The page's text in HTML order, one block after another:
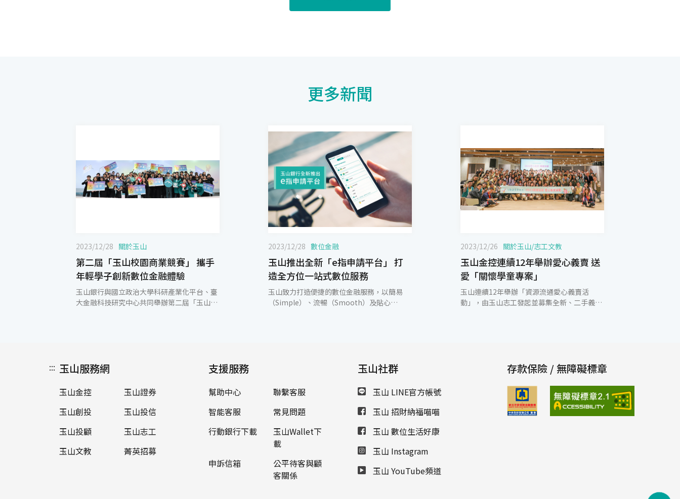
更多新聞
2023/12/28 關於玉山
第二屆「玉山校園商業競賽」 攜手
年輕學子創新數位金融體驗
玉山銀行與國立政治大學科研產業化平台、臺
大金融科技研究中心共同舉辦第二屆「玉山校
造新型態的顧客數位旅程。 此次提案作品類型
相當廣泛且多元，不只從學生熟悉的金融服務
出發，更有許多提案因應永續議題，以綠色金
融、金融友善的角度切入，從金融業逐步影響
社會、讓世界更好。為提供學生實戰經驗交流
及與商業實務連結，決賽前玉山特別準備工作
坊，規劃多元課程和模擬決賽演練，精進隊伍
交流能有效增進學習企業實務作業，收穫相當
豐盛。 進入決賽的13組隊伍來自12所大學，
2023/12/28 數位金融
玉山推出全新「e指申請平台」 打
造全方位一站式數位服務
玉山致力打造便捷的數位金融服務，以簡易
（Simple）、流暢（Smooth）及貼心
料，即可同時最多完成7項金融業務申請，讓
顧客可輕鬆享有玉山優質的數位服務。 過往民
眾通常需要同時申辦多項金融產品，才可滿足
其購物、理財、旅遊等需求。以購車為例，除
了需要貸款以外，同時也要開立帳戶方便日後
每月還款，也可能需要多申辦一張信用卡支付
購車後的保險、繳納稅款或相關花費。因此，
如果在顧客申辦貸款的關鍵時刻，同時引導顧
客流暢地申請相關金融產品，即可共同創造顧
客與銀行間之雙贏。 為解決顧客痛點，玉山於
12月推出新一代「e指申請平台」，民眾可依
2023/12/26 關於玉山/志工文教
玉山金控連續12年舉辦愛心義賣 送
愛「關懷學童專案」
玉山連續12年舉辦「資源流通愛心義賣活
動」，由玉山志工發起並募集全新、二手義賣
實體一般商品區、線上投標專區等選購義賣品
外，在競標活動上更設計各種競標資格、創意
搶標互動環節，為活動增添樂趣，在得標喜愛
物品的同時也能將愛心化為實質的幫助。此次
總計有超過5,500人次參與，義賣及愛心捐款
所得逾900萬元，將全數用於「玉山關懷學童
::: 玉山服務網
玉山金控
玉山證券
玉山創投
玉山投信
玉山投顧
玉山志工
玉山文教
菁英招募
支援服務
幫助中心
聯繫客服
智能客服
常見問題
行動銀行下載
玉山Wallet下
載
申訴信箱
公平待客與顧
客關係
玉山社群
玉山 LINE官方帳號
玉山 招財納福喵喵
玉山 數位生活好康
玉山 Instagram
玉山 YouTube頻道
存款保險 / 無障礙標章